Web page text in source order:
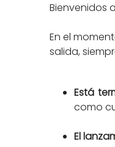
Bienvenidos
En el
salida,
Está
como
El